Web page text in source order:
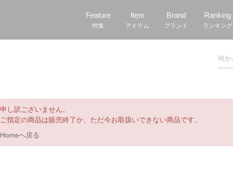
Feature
特集
Item
アイテム
Brand
ブランド
Ranking
ランキング
申し訳ございません。
ご指定の商品は販売終了か、ただ今お取扱いできない商品です。
Homeへ戻る